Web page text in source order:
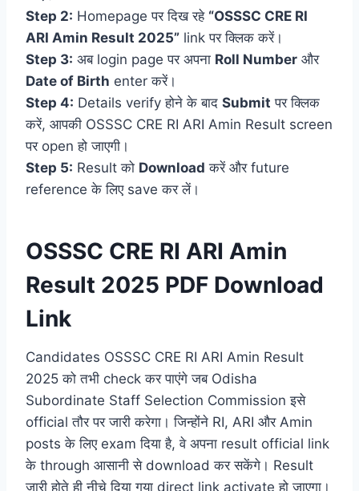
Step 2: Homepage पर दिख रहे “OSSSC CRE RI
ARI Amin Result 2025” link पर क्लिक करें।
Step 3: अब login page पर अपना Roll Number और
Date of Birth enter करें।
Step 4: Details verify होने के बाद Submit पर क्लिक
करें, आपकी OSSSC CRE RI ARI Amin Result screen
पर open हो जाएगी।
Step 5: Result को Download करें और future
reference के लिए save कर लें।
OSSSC CRE RI ARI Amin
Result 2025 PDF Download
Link
Candidates OSSSC CRE RI ARI Amin Result
2025 को तभी check कर पाएंगे जब Odisha
Subordinate Staff Selection Commission इसे
official तौर पर जारी करेगा। जिन्होंने RI, ARI और Amin
posts के लिए exam दिया है, वे अपना result official link
के through आसानी से download कर सकेंगे। Result
जारी होते ही नीचे दिया गया direct link activate हो जाएगा।